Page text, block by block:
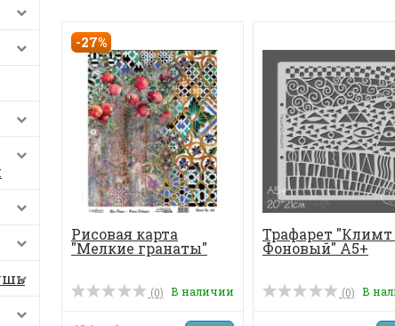
-27%
Рисовая карта
"Мелкие гранаты"
(0) В наличии
Трафарет
Фоновый" А5+
(0) В